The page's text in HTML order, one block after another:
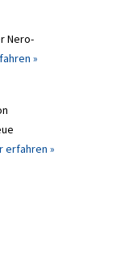
Nero-
»
erfahren »